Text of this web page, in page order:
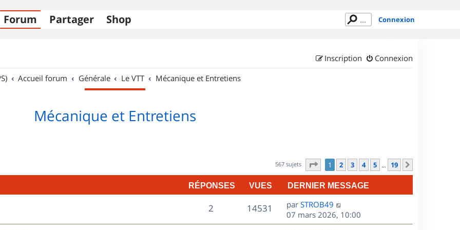
Forum Partager Shop Connexion
Connexion
Inscription
Accueil forum Générale Le VTT Mécanique et Entretiens
Mécanique et Entretiens
567 sujets Page sur19
1 2 3 4 5 … 19
RÉPONSES VUES DERNIER MESSAGE
2R
é
14531
u
D
e
r
par STROB49
07 mars 2026, 10:00